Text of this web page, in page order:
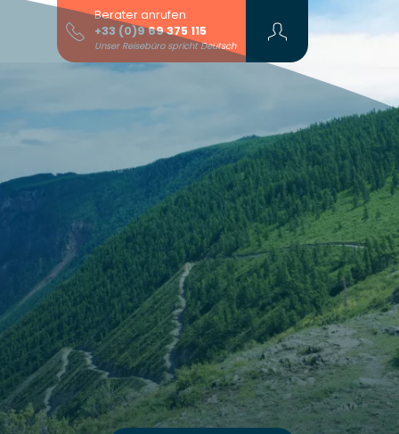
Berater anrufen
+33 (0)9 69 375 115
Unser Reisebüro spricht Deutsch